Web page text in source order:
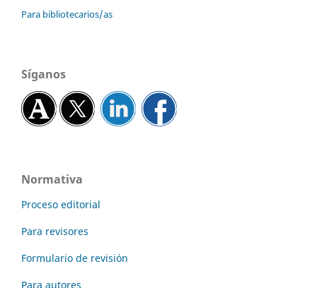
Para bibliotecarios/as
Síganos
Normativa
Proceso editorial
Para revisores
Formulario de revisión
Para autores